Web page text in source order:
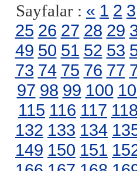
Sayfalar : « 1 2 3
25 26 27 28 29
49 50 51 52 53
73 74 75 76 77
97 98 99 100
115 116 117 118
132 133 134
149 150 151